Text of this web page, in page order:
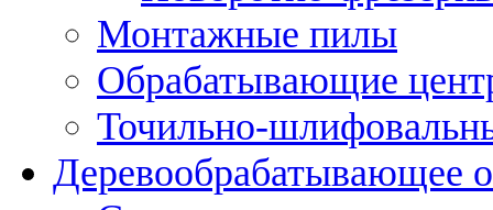
Монтажные пилы
Обрабатывающие
Точильно-
Деревообрабатывающее